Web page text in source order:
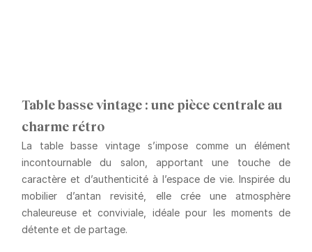
Table basse vintage : une pièce centrale au
charme rétro
La table basse vintage s’impose comme un élément
incontournable du salon, apportant une touche de
caractère et d’authenticité à l’espace de vie. Inspirée du
mobilier d’antan revisité, elle crée une atmosphère
chaleureuse et conviviale, idéale pour les moments de
détente et de partage.